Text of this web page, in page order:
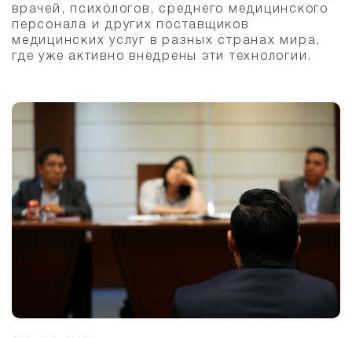
врачей, психологов, среднего медицинского
персонала и других поставщиков
медицинских услуг в разных странах мира,
где уже активно внедрены эти технологии.